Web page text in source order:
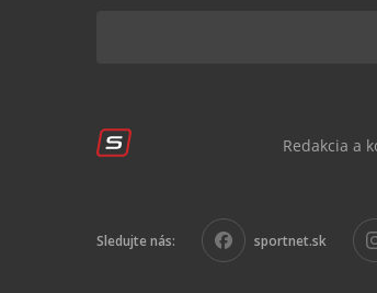
Redakcia a
Sledujte nás: sportnet.sk